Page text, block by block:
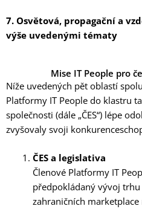
7. Osvětová, propagační a
výše uvedenými tématy
Mise IT People pro
Níže uvedených pět oblastí
Platformy IT People do klastru
společnosti (dále „ČES“) lépe
zvyšovaly svoji
ČES a legislativa
Členové Platformy IT
předpokládaný vývoj
zahraničních